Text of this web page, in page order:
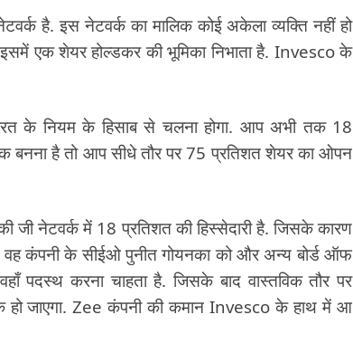
है. इस नेटवर्क का मालिक कोई अकेला व्यक्ति नहीं हो
एक शेयर होल्डकर की भूमिका निभाता है. Invesco के
के नियम के हिसाब से चलना होगा. आप अभी तक 18
बनना है तो आप सीधे तौर पर 75 प्रतिशत शेयर का ओपन
नेटवर्क में 18 प्रतिशत की हिस्सेदारी है. जिसके कारण
कंपनी के सीईओ पुनीत गोयनका को और अन्य बोर्ड ऑफ
पदस्थ करना चाहता है. जिसके बाद वास्तविक तौर पर
हो जाएगा. Zee कंपनी की कमान Invesco के हाथ में आ